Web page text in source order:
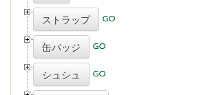
ストラップ
缶バッジ
シュシュ